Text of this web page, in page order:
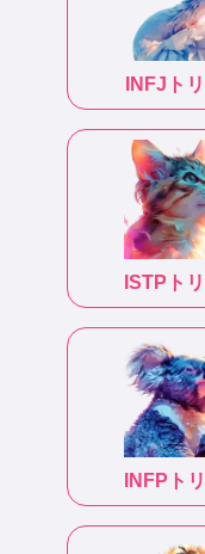
INFJ ト
ISTP ト
INFP ト